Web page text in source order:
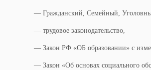
— Гражданский, Семейный,
— трудовое законодательство,
— Закон РФ «ОБ образовании» с
— Закон «Об основах социального